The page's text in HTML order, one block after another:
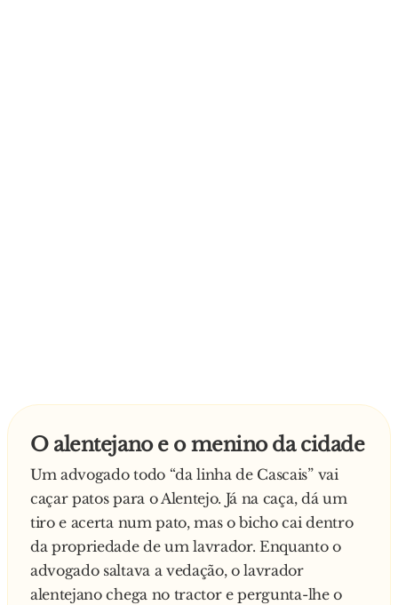
O alentejano e o menino da cidade
Um advogado todo “da linha de Cascais” vai
caçar patos para o Alentejo. Já na caça, dá um
tiro e acerta num pato, mas o bicho cai dentro
da propriedade de um lavrador. Enquanto o
advogado saltava a vedação, o lavrador
alentejano chega no tractor e pergunta-lhe o